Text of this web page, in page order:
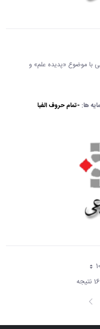
با موضوع «پدیده علم» و
ها: -تمام حروف الفبا
صفحه
بعد